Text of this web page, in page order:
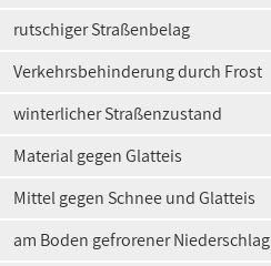
rutschiger Straßenbelag
Verkehrsbehinderung durch Frost
winterlicher Straßenzustand
Material gegen Glatteis
Mittel gegen Schnee und Glatteis
am Boden gefrorener Niederschlag